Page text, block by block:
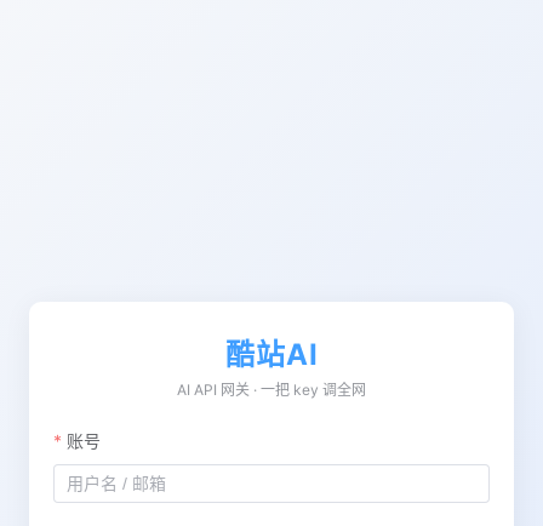
酷站AI
AI API 网关 · 一把 key 调全网
账号